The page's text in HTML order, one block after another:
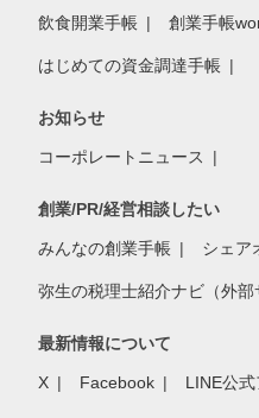
飲食開業手帳 創業手帳
はじめての資金調達手帳
お知らせ
コーポレートニュース
創業/PR/経営相談したい
みんなの創業手帳 シェア
弥生の税理士紹介ナビ（外部
最新情報について
X Facebook LINE公式